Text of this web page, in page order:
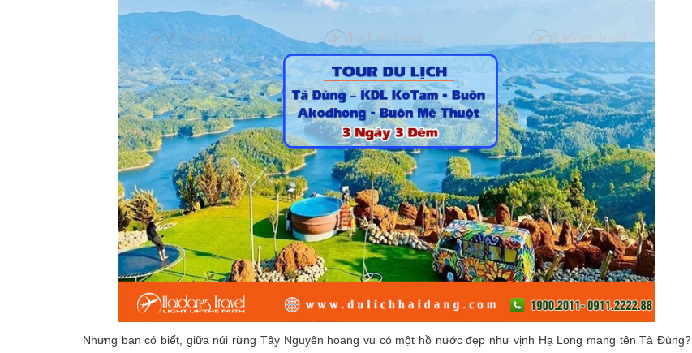
Nhưng bạn có biết, giữa núi rừng Tây Nguyên hoang vu có một hồ nước đẹp như vịnh Hạ Long mang tên Tà Đùng?